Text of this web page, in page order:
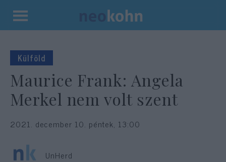
Kilépés
tartalomba
Külföld
Maurice Frank: Angela
Merkel nem volt szent
2021. december 10. péntek, 13:00
UnHerd